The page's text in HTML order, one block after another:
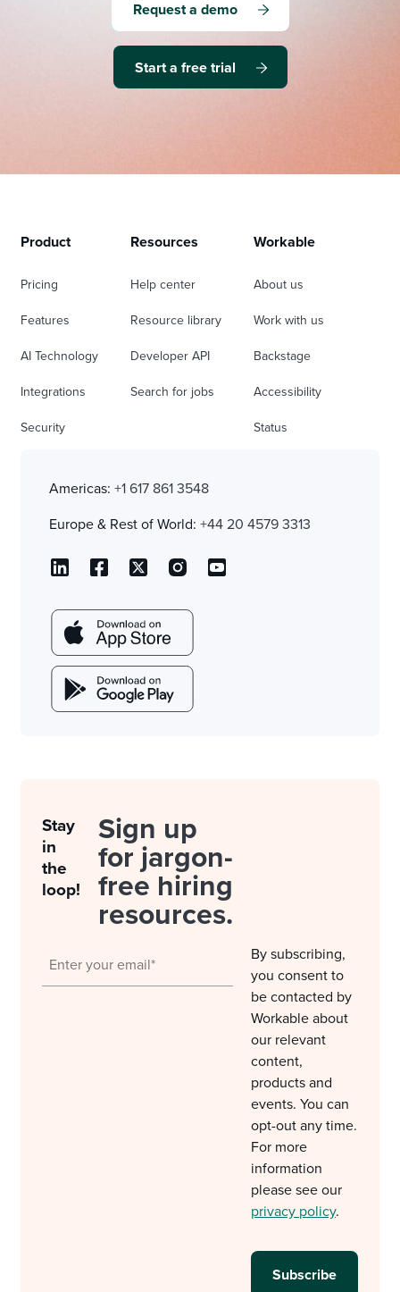
Request a demo
Start a free trial
Product
Pricing
Features
AI Technology
Integrations
Security
Resources
Help center
Resource library
Developer API
Search for jobs
Workable
About us
Work with us
Backstage
Accessibility
Status
Americas: +1 617 861 3548
Europe & Rest of World: +44 20 4579 3313
Stay
in
the
loop!
Sign up
for jargon-
free hiring
resources.
By subscribing,
you consent to
be contacted by
Workable about
our relevant
content,
products and
events. You can
opt-out any time.
For more
information
please see our
privacy policy.